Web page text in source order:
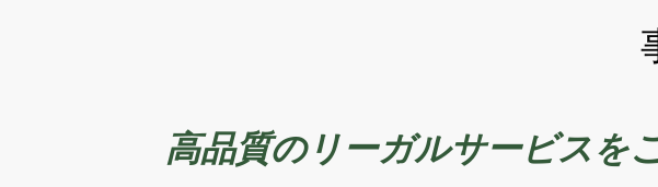
高品質のリーガルサービスを